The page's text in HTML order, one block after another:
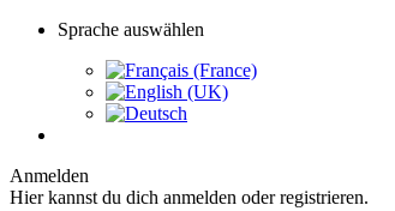
Sprache auswählen
Anmelden
Hier kannst du dich anmelden oder registrieren.